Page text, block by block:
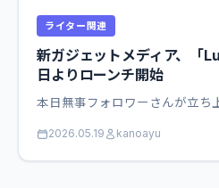
ライター関連
新ガジェットメディア、「
日よりローンチ開始
本日無事フォロワーさんが立ち
2026.05.19 kanoayu